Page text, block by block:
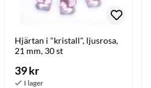
Hjärtan i "kristall", ljusrosa,
21 mm, 30 st
39 kr